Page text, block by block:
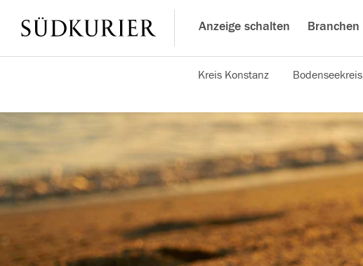
Anzeige schalten Branchen
Kreis Konstanz Bodenseekreis